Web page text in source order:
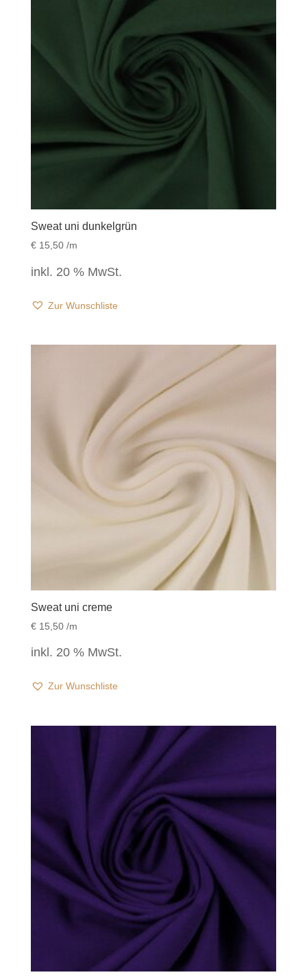
Sweat uni dunkelgrün
€15,50/m
inkl. 20 % MwSt.
Zur Wunschliste
Sweat uni creme
€15,50/m
inkl. 20 % MwSt.
Zur Wunschliste